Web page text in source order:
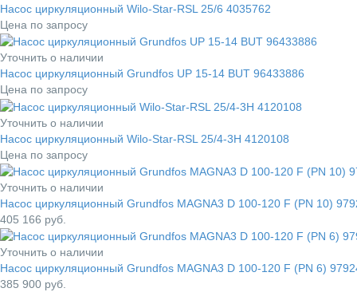
Насос циркуляционный Wilo-Star-RSL 25/6 4035762
Цена по запросу
Уточнить о наличии
Насос циркуляционный Grundfos UP 15-14 BUT 96433886
Цена по запросу
Уточнить о наличии
Насос циркуляционный Wilo-Star-RSL 25/4-3H 4120108
Цена по запросу
Уточнить о наличии
Насос циркуляционный Grundfos MAGNA3 D 100-120 F (PN 10)
405 166 руб.
Уточнить о наличии
Насос циркуляционный Grundfos MAGNA3 D 100-120 F (PN 6)
385 900 руб.